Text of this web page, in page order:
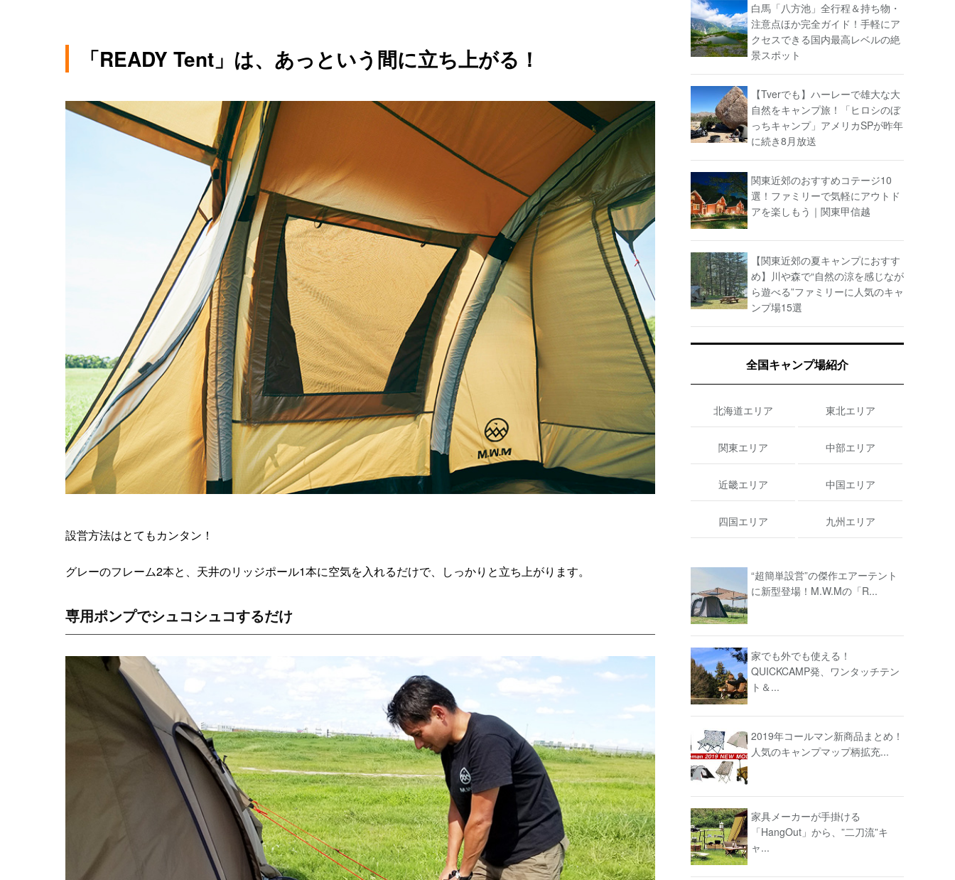
「READY Tent」は、あっという間に立ち上がる！
設営方法はとてもカンタン！
グレーのフレーム2本と、天井のリッジポール1本に空気を入れるだけで、しっかりと立ち上がります。
専用ポンプでシュコシュコするだけ
白馬「八方池」全行程＆持ち物・
注意点ほか完全ガイド！手軽にア
クセスできる国内最高レベルの絶
景スポット
【Tverでも】ハーレーで雄大な大
自然をキャンプ旅！「ヒロシのぼ
っちキャンプ」アメリカSPが昨年
に続き8月放送
関東近郊のおすすめコテージ10
選！ファミリーで気軽にアウトド
アを楽しもう｜関東甲信越
【関東近郊の夏キャンプにおすす
め】川や森で“自然の涼を感じなが
ら遊べる”ファミリーに人気のキャ
ンプ場15選
全国キャンプ場紹介
北海道エリア 東北エリア
関東エリア 中部エリア
近畿エリア 中国エリア
四国エリア 九州エリア
“超簡単設営”の傑作エアーテント
に新型登場！M.W.Mの「R...
家でも外でも使える！
QUICKCAMP発、ワンタッチテン
ト＆...
2019年コールマン新商品まとめ！
人気のキャンプマップ柄拡充...
家具メーカーが手掛ける
「HangOut」から、”二刀流”キ
ャ...